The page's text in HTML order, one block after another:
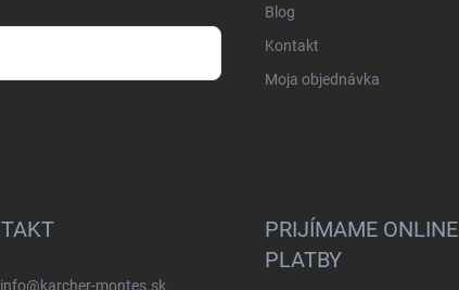
Blog
Kontakt
Moja objednávka
info@karcher-montes.sk
PRIJÍMAME ONLINE
PLATBY